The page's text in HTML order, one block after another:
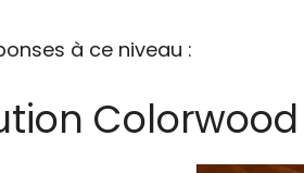
à ce niveau :